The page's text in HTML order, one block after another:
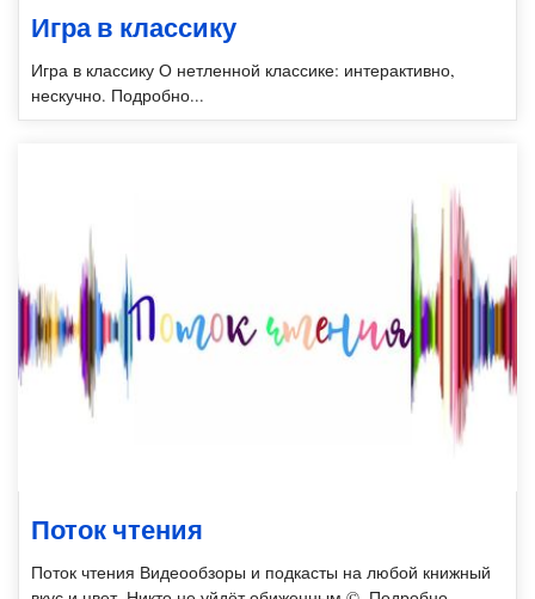
Игра в классику
Игра в классику О нетленной классике: интерактивно,
нескучно. Подробно...
Поток чтения
Поток чтения Видеообзоры и подкасты на любой книжный